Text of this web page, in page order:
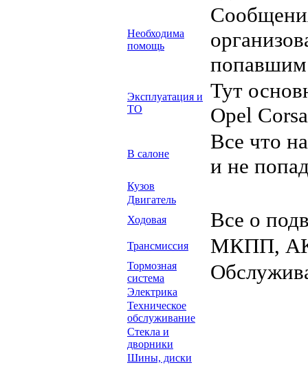
Необходима
помощь
попавшим
Эксплуатация и
ТО
Тут
Opel Corsa
В салоне
Все что
и не
Кузов
Двигатель
Ходовая
Все о
Трансмиссия МКПП,
Тормозная
система
Электрика
Техническое
обслуживание
Стекла и
дворники
Шины, диски